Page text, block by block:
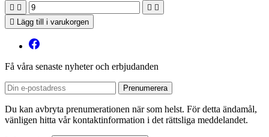
   
 Lägg till i varukorgen
Få våra senaste nyheter och erbjudanden
Du kan avbryta prenumerationen när som helst. För detta ändamål,
vänligen hitta vår kontaktinformation i det rättsliga meddelandet.